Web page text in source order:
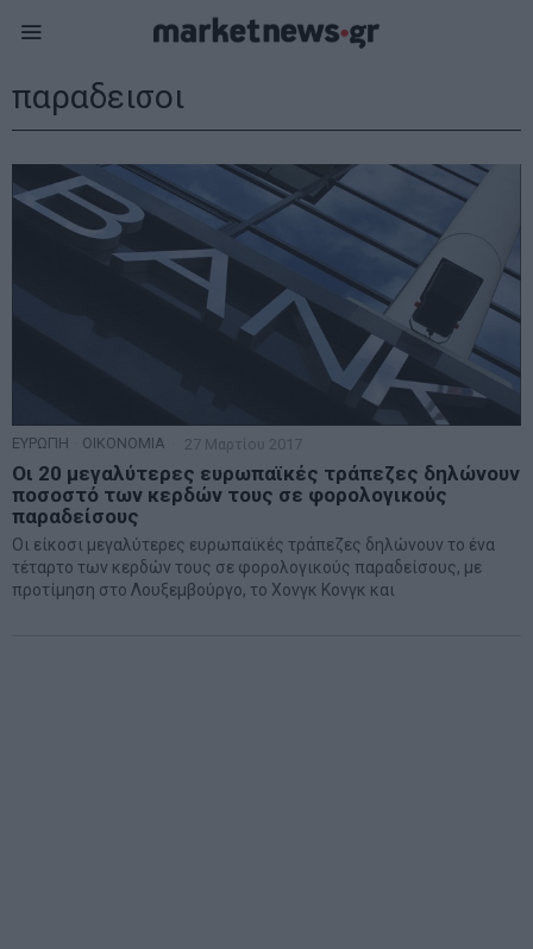
παραδεισοι
ΕΥΡΩΠΗ ΟΙΚΟΝΟΜΙΑ 27 Μαρτίου 2017
Οι 20 μεγαλύτερες ευρωπαϊκές τράπεζες δηλώνουν
ποσοστό των κερδών τους σε φορολογικούς
παραδείσους
Οι είκοσι μεγαλύτερες ευρωπαϊκές τράπεζες δηλώνουν το ένα
τέταρτο των κερδών τους σε φορολογικούς παραδείσους, με
προτίμηση στο Λουξεμβούργο, το Χονγκ Κονγκ και